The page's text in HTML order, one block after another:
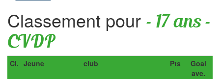
Classement pour - 17 ans -
CVDP
Cl. Jeune club Pts
Goal
ave.